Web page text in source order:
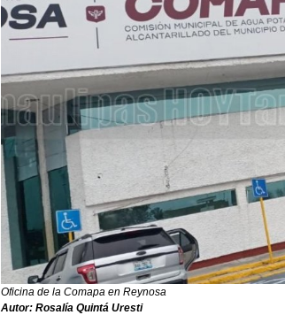
Oficina de la Comapa en Reynosa
Autor: Rosalía Quintá Uresti